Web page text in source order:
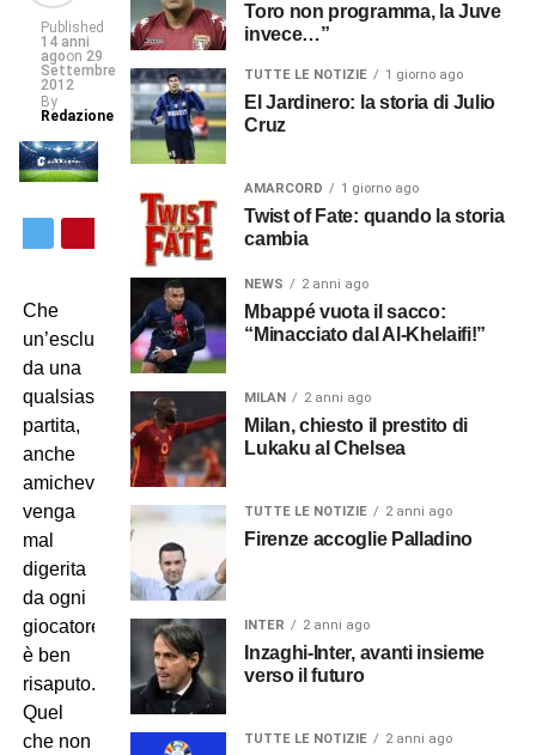
Published
14 anni
agoon 29
Settembre
2012
By
Redazione
Che
un’esclusione
da una
qualsiasi
partita,
anche
amichevole,
venga
mal
digerita
da ogni
giocatore
è ben
risaputo.
Quel
che non
Toro non programma, la Juve
invece…”
TUTTE LE NOTIZIE 1 giorno ago
El Jardinero: la storia di Julio
Cruz
AMARCORD 1 giorno ago
Twist of Fate: quando la storia
cambia
NEWS 2 anni ago
Mbappé vuota il sacco:
“Minacciato dal Al-Khelaifi!”
MILAN 2 anni ago
Milan, chiesto il prestito di
Lukaku al Chelsea
TUTTE LE NOTIZIE 2 anni ago
Firenze accoglie Palladino
INTER 2 anni ago
Inzaghi-Inter, avanti insieme
verso il futuro
TUTTE LE NOTIZIE 2 anni ago